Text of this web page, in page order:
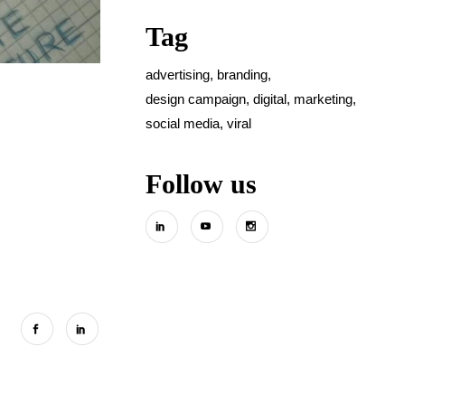
Tag
advertising branding
design campaign digital marketing
social media viral
Follow us